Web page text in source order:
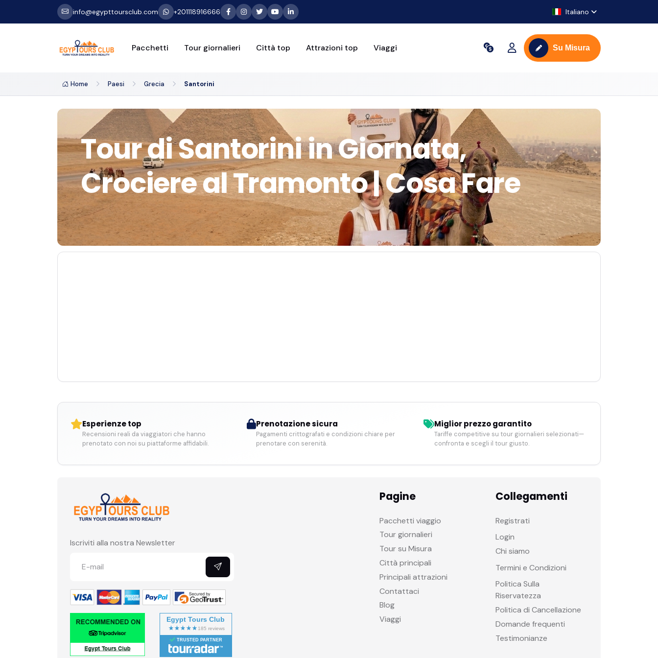
info@egypttoursclub.com +201118916666 Italiano
Pacchetti Tour giornalieri Città top Attrazioni top Viaggi Su Misura
Home Paesi Grecia Santorini
Tour di Santorini in Giornata,
Crociere al Tramonto | Cosa Fare
Esperienze top
Recensioni reali da viaggiatori che hanno
prenotato con noi su piattaforme affidabili.
Prenotazione sicura
Pagamenti crittografati e condizioni chiare per
prenotare con serenità.
Miglior prezzo garantito
Tariffe competitive su tour giornalieri selezionati—
confronta e scegli il tour giusto.
Iscriviti alla nostra Newsletter
Egypt Tours Club
TRUSTED PARTNER
Pagine
Pacchetti viaggio
Tour giornalieri
Tour su Misura
Città principali
Principali attrazioni
Contattaci
Blog
Viaggi
Collegamenti
Registrati
Login
Chi siamo
Termini e Condizioni
Politica Sulla
Riservatezza
Politica di Cancellazione
Domande frequenti
Testimonianze